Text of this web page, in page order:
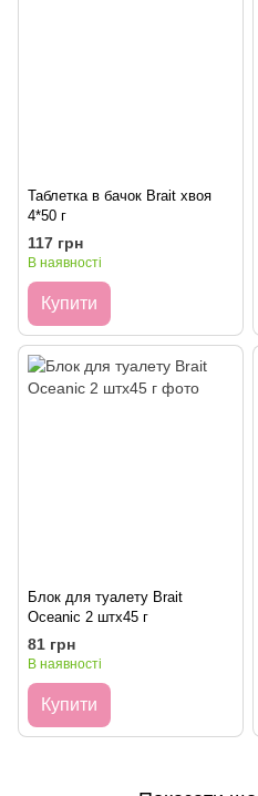
Таблетка в бачок Brait хвоя
4*50 г
117 грн
В наявності
Купити
Блок для туалету Brait
Оceanic 2 штх45 г
81 грн
В наявності
Купити